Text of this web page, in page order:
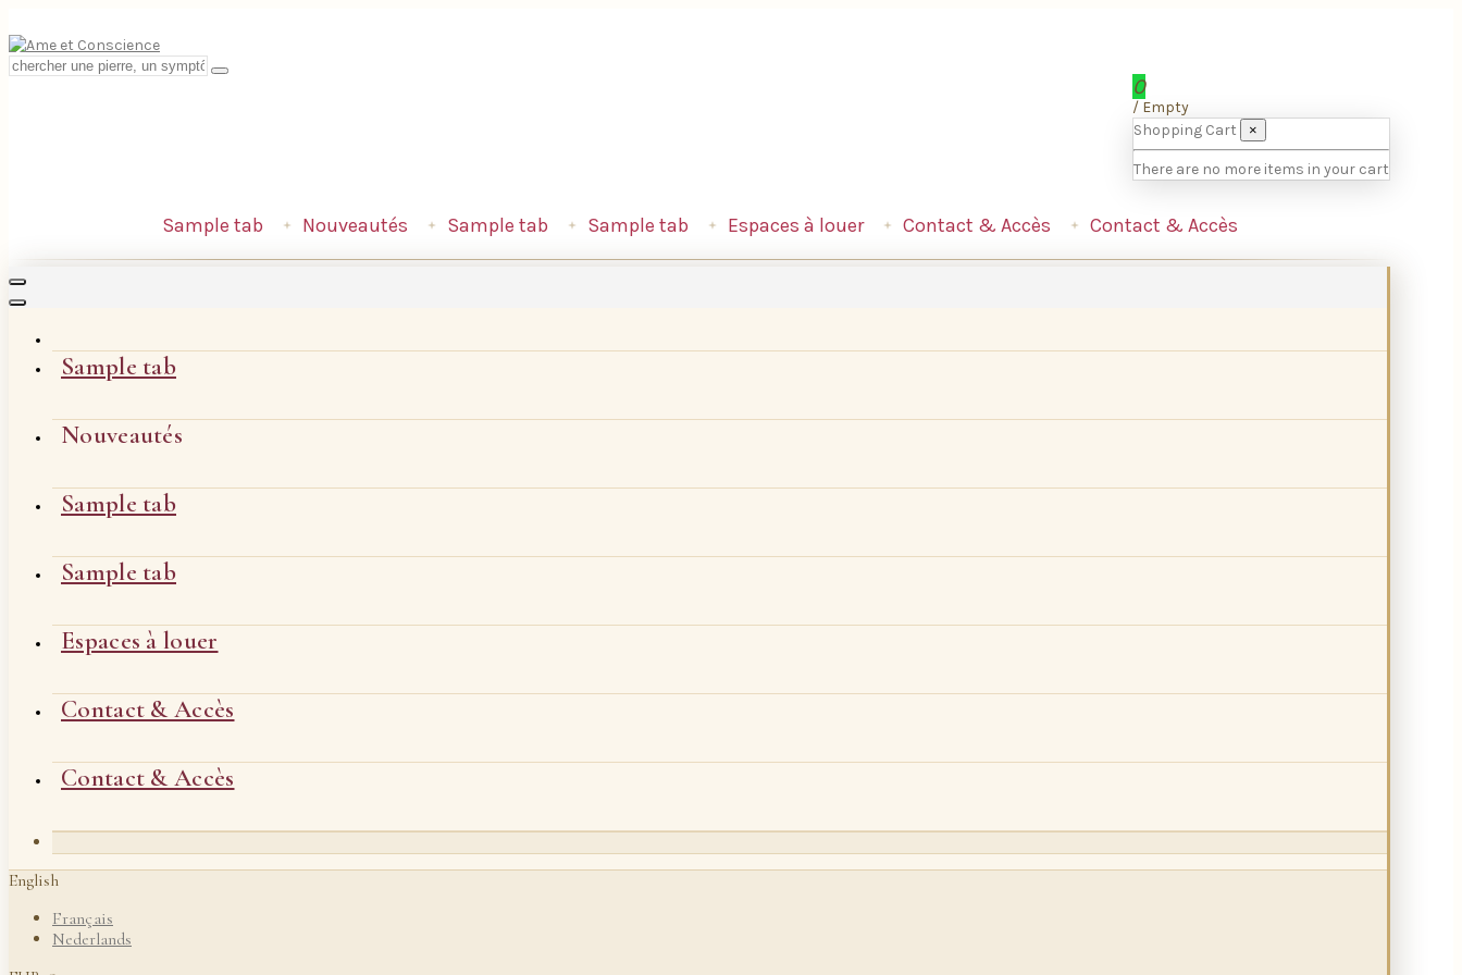
0
/ Empty
Shopping Cart
×
There are no more items in your cart
Sample tab Nouveautés Sample tab Sample tab Espaces à louer Contact & Accès Contact & Accès
Sample tab
Nouveautés
Sample tab
Sample tab
Espaces à louer
Contact & Accès
Contact & Accès
English
Français
Nederlands